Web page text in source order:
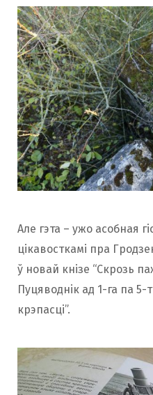
Але гэта – ужо асобная
цікавосткамі пра
ў новай кнізе “Скрозь
Пуцяводнік ад 1-га па
крэпасці”.